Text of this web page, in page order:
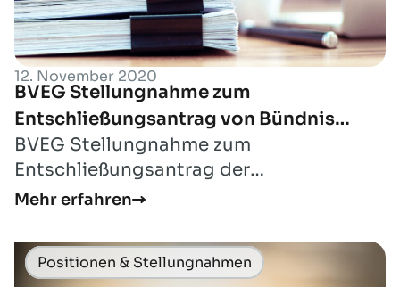
12. November 2020
BVEG Stellungnahme zum
Entschließungsantrag von Bündnis
90/Die Grünen in Niedersachsen
BVEG Stellungnahme zum
Entschließungsantrag der
Landtagsfraktion von Bündnis 90/Die
Mehr erfahren
Positionen & Stellungnahmen